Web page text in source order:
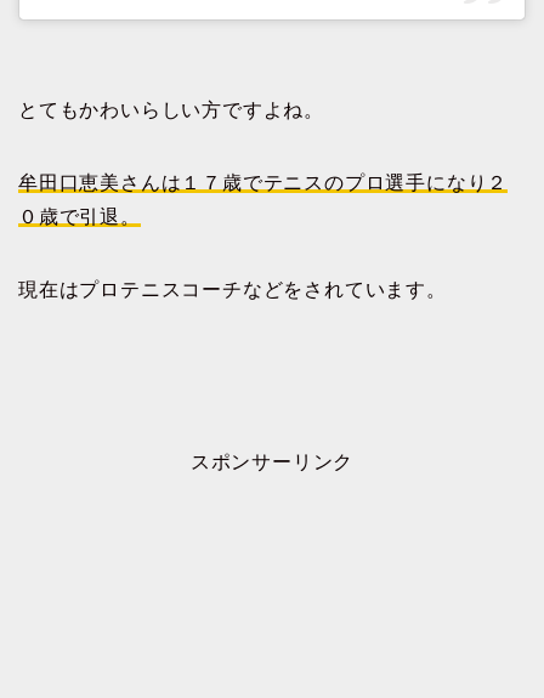
とてもかわいらしい方ですよね。
牟田口恵美さんは１７歳でテニスのプロ選手になり２
０歳で引退。
現在はプロテニスコーチなどをされています。
スポンサーリンク